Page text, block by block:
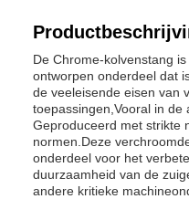
De Chrome-kolvenstang
ontworpen onderdeel dat
de veeleisende eisen van
toepassingen,Vooral in de
Geproduceerd met strikte
normen.Deze
onderdeel voor het
duurzaamheid van de
andere kritieke